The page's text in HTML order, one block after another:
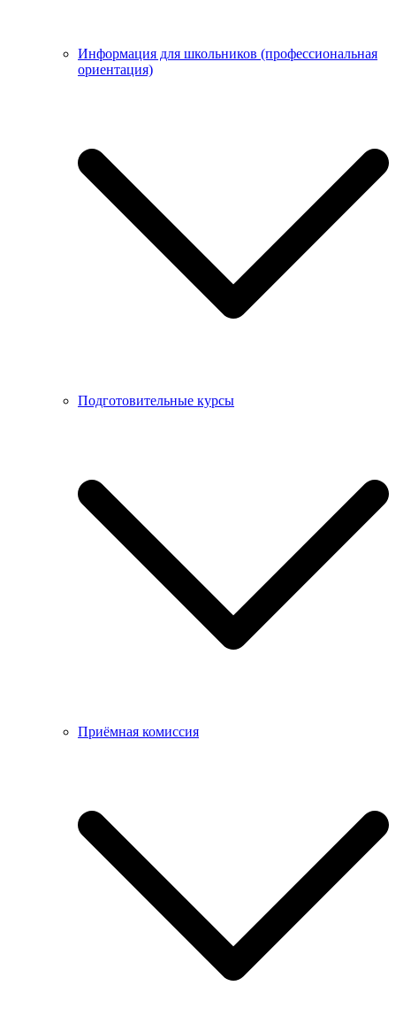
Информация для школьников (профессиональная
ориентация)
Подготовительные курсы
Приёмная комиссия